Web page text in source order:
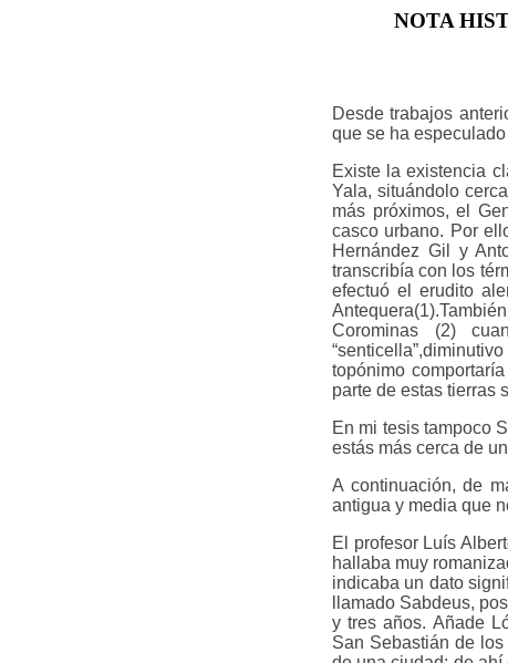
NOTA
Desde trabajos
que se ha
Existe la existencia
Yala, situándolo
más próximos, el
casco urbano. Por
Hernández Gil y
transcribía con los
efectuó el erudito
Corominas (2)
topónimo
parte de estas tierras
En mi tesis tampoco
estás más cerca de
A continuación, de
antigua y media que
El profesor Luís
hallaba muy
indicaba un dato
llamado Sabdeus,
y tres años. Añade
San Sebastián de